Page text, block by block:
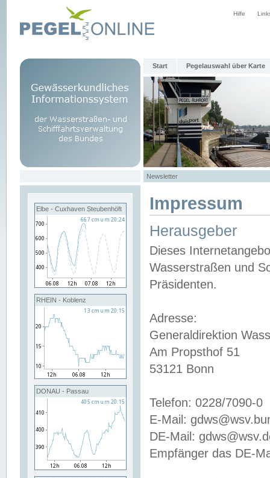
Hilfe
Start Pegelauswahl über Karte
Newsletter
Elbe - Cuxhaven Steubenhöft
RHEIN - Koblenz
DONAU - Passau
Impressum
Herausgeber
Dieses
Wasserstraßen und
Präsidenten.
Adresse:
Generaldirektion
Am Propsthof 51
53121 Bonn
Telefon: 0228/7090-0
E-Mail:
DE-Mail:
Empfänger das DE-